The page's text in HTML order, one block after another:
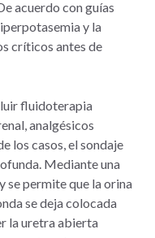
acuerdo con guías
y la
críticos antes de
fluidoterapia
analgésicos
los casos, el sondaje
Mediante una
se permite que la orina
se deja colocada
la uretra abierta